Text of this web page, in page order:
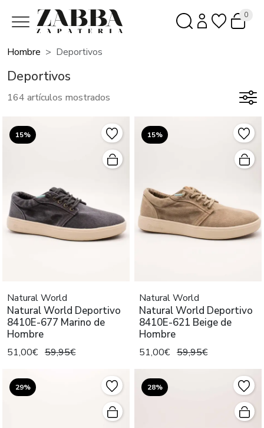
0
Hombre Deportivos
Deportivos
164 artículos mostrados
15%
Natural World
Natural World Deportivo
8410E-677 Marino de
Hombre
51,00€ 59,95€
15%
Natural World
Natural World Deportivo
8410E-621 Beige de
Hombre
51,00€ 59,95€
29% 28%